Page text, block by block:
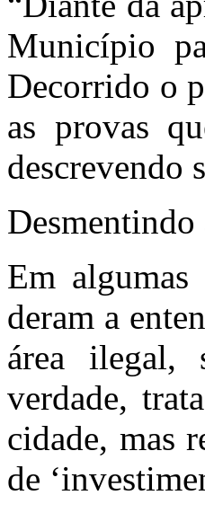
Município
Decorrido o
as provas
descrevendo
Em algumas
deram a
área ilegal,
verdade,
cidade, mas
de